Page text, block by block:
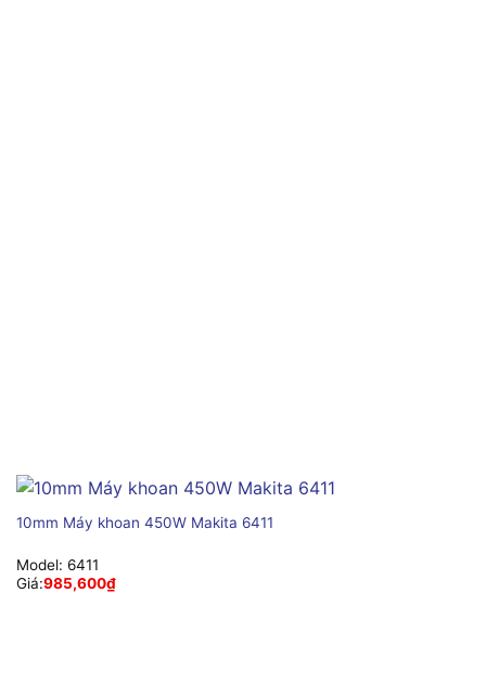
10mm Máy khoan 450W Makita 6411
Model: 6411
Giá:985,600₫